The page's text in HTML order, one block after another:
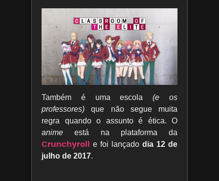
Também é uma escola(e os
professores) que não segue muita
regra quando o assunto é ética. O
anime está na plataforma da
Crunchyroll e foi lançado dia 12 de
julho de 2017.